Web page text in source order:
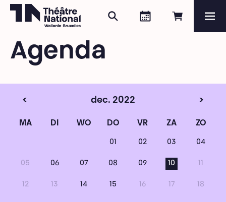
Online
Agenda
Zoeken
Agenda
< dec. 2022 >
MA DI WO DO VR ZA ZO
01 02 03 04
05 06 07 08 09 10 11
12 13 14 15 16 17 18